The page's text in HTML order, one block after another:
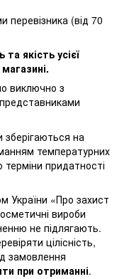
(від 70
якість усієї
виключно з
зберігаються на
температурних
придатності
України «Про захист
вироби
не підлягають.
цілісність,
замовлення
при отриманні.